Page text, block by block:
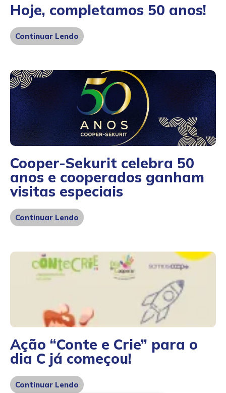
Hoje, completamos 50 anos!
Continuar Lendo
Cooper-Sekurit celebra 50
anos e cooperados ganham
visitas especiais
Continuar Lendo
Ação “Conte e Crie” para o
dia C já começou!
Continuar Lendo